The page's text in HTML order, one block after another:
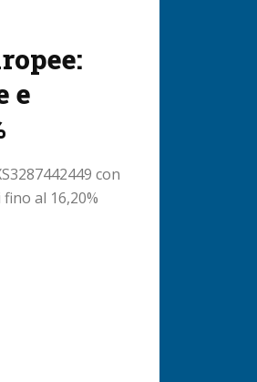
e
con
al 16,20%